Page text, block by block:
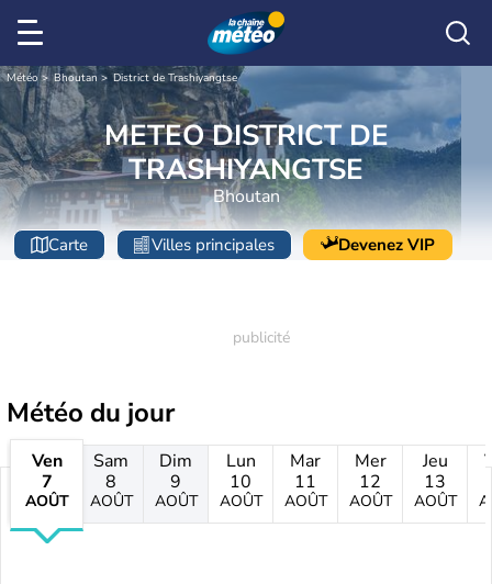
Météo Bhoutan District de Trashiyangtse
METEO DISTRICT DE
TRASHIYANGTSE
Bhoutan
Carte Villes principales Devenez VIP
Météo du jour
Ven
7
AOÛT
Sam
8
AOÛT
Dim
9
AOÛT
Lun
10
AOÛT
Mar
11
AOÛT
Mer
12
AOÛT
Jeu
13
AOÛT